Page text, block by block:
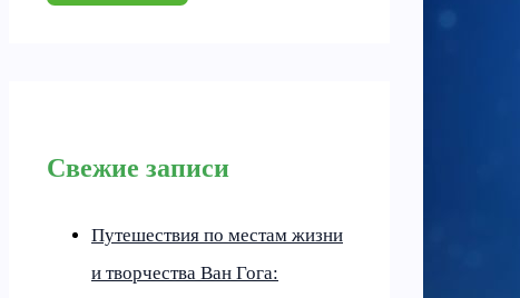
Свежие записи
Путешествия по местам жизни
и творчества Ван Гога: